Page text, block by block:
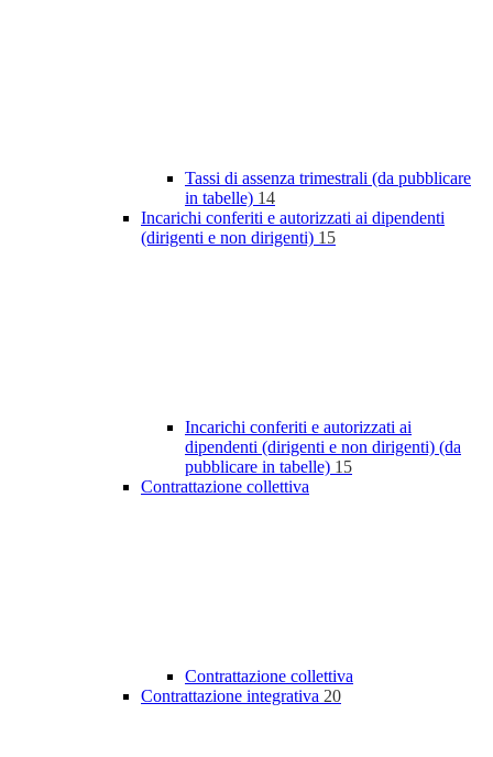
Tassi di assenza trimestrali (da pubblicare
in tabelle) 14
Incarichi conferiti e autorizzati ai dipendenti
(dirigenti e non dirigenti) 15
Incarichi conferiti e autorizzati ai
dipendenti (dirigenti e non dirigenti) (da
pubblicare in tabelle) 15
Contrattazione collettiva
Contrattazione collettiva
Contrattazione integrativa 20